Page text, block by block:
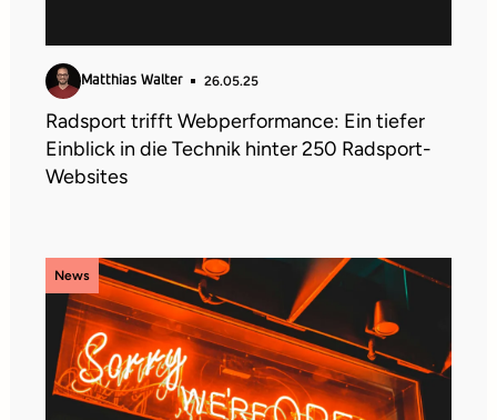
Matthias Walter 26.05.25
Radsport trifft Webperformance: Ein tiefer
Einblick in die Technik hinter 250 Radsport-
Websites
News